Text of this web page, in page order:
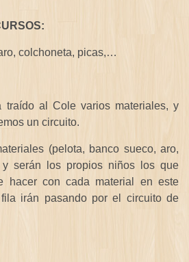
colchoneta, picas,…
traído al Cole varios materiales, y
un circuito.
(pelota, banco sueco, aro,
serán los propios niños los que
hacer con cada material en este
irán pasando por el circuito de